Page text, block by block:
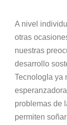
A nivel
otras
nuestras
desarrollo
TecnologIa ya
problemas de
permiten